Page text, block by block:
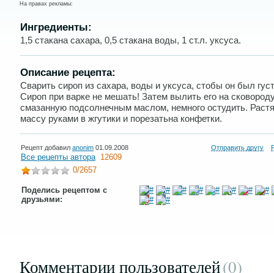
На правах рекламы:
Ингредиенты:
1,5 стакана сахара, 0,5 стакана воды, 1 ст.л. уксуса.
Описание рецепта:
Сварить сироп из сахара, воды и уксуса, стобы он был
Сироп при варке не мешать! Затем вылить его на
смазанную подсолнечным маслом, немного остудить.
массу руками в жгутики и порезатьна конфетки.
Рецепт добавил anonim 01.09.2008 Отправить другу
Все рецепты автора 12609
0/2657
Поделись рецептом с
друзьями:
Комментарии пользователей(0)